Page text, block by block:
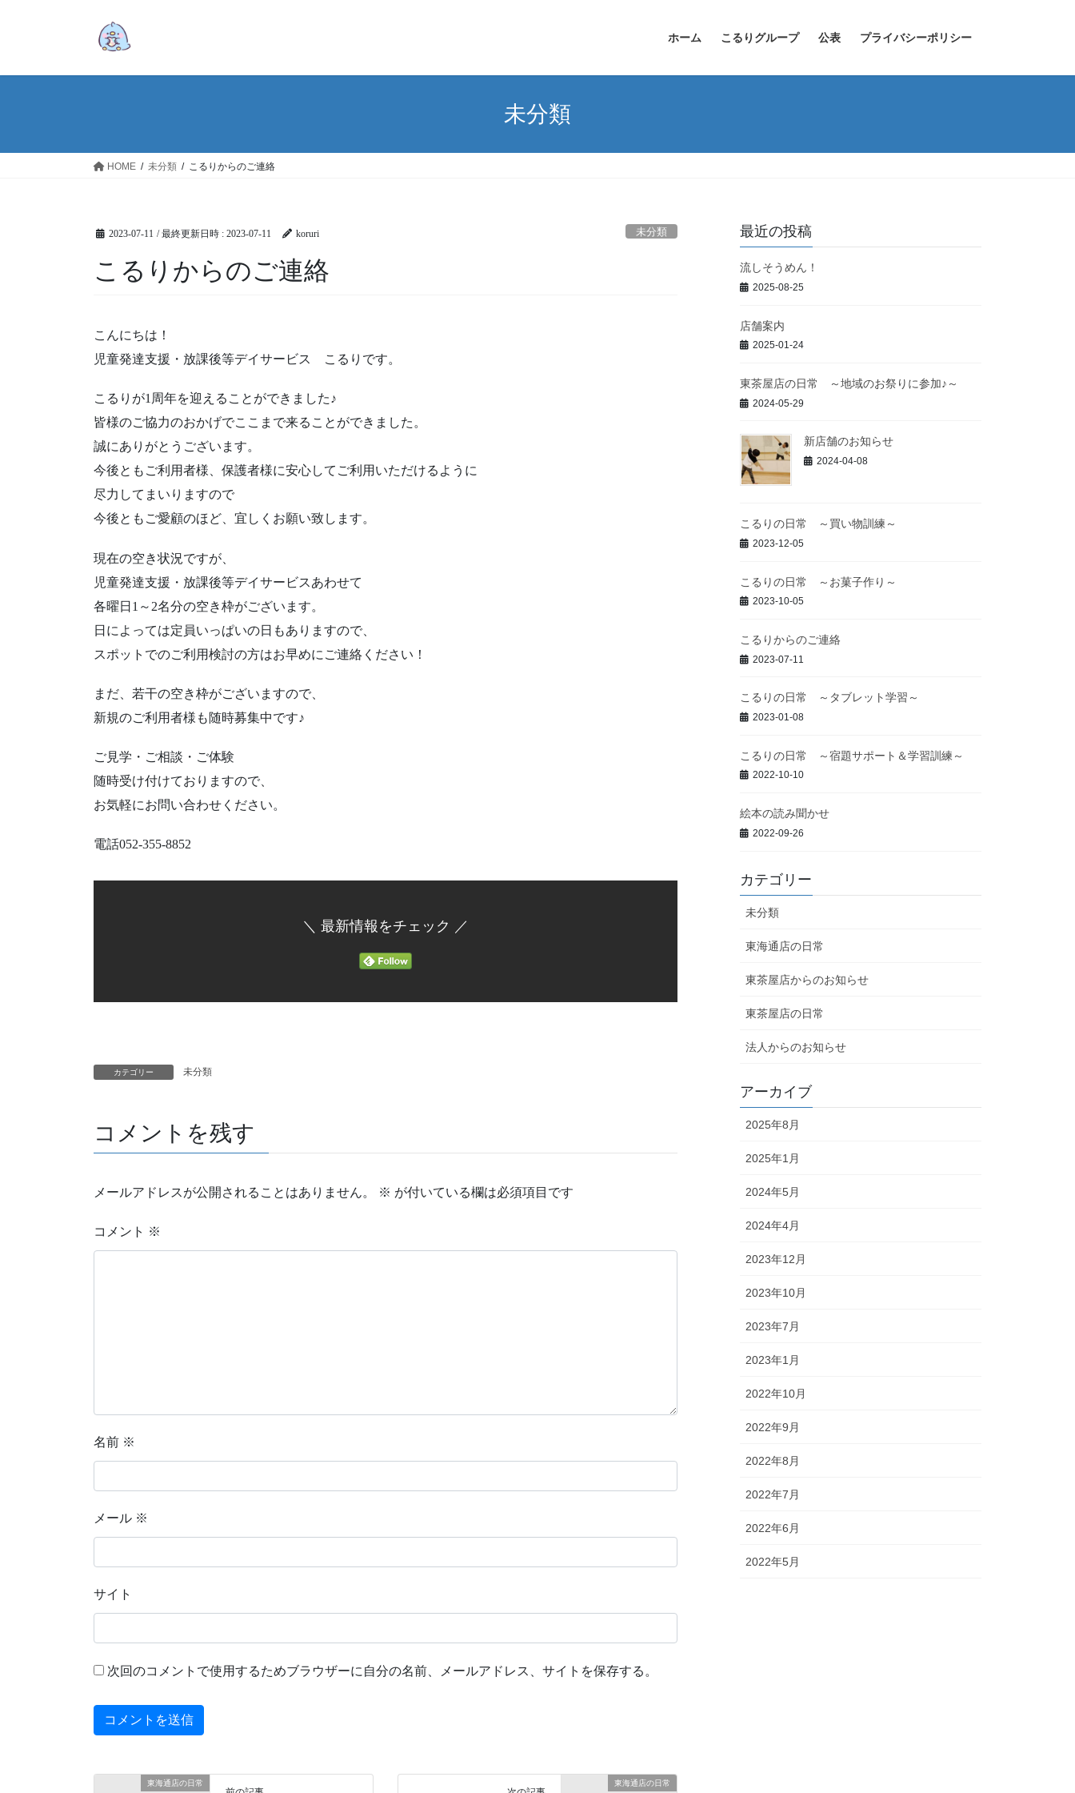
ホーム こるりグループ 公表 プライバシーポリシー
未分類
HOME 未分類 こるりからのご連絡
2023-07-11 / 最終更新日時 : 2023-07-11 koruri 未分類
こるりからのご連絡
こんにちは！
児童発達支援・放課後等デイサービス こるりです。
こるりが1周年を迎えることができました♪
皆様のご協力のおかげでここまで来ることができました。
誠にありがとうございます。
今後ともご利用者様、保護者様に安心してご利用いただけるように
尽力してまいりますので
今後ともご愛顧のほど、宜しくお願い致します。
現在の空き状況ですが、
児童発達支援・放課後等デイサービスあわせて
各曜日1～2名分の空き枠がございます。
日によっては定員いっぱいの日もありますので、
スポットでのご利用検討の方はお早めにご連絡ください！
まだ、若干の空き枠がございますので、
新規のご利用者様も随時募集中です♪
ご見学・ご相談・ご体験
随時受け付けておりますので、
お気軽にお問い合わせください。
電話052-355-8852
＼ 最新情報をチェック ／
カテゴリー 未分類
コメントを残す
メールアドレスが公開されることはありません。 ※ が付いている欄は必須項目です
コメント ※
名前 ※
メール ※
サイト
次回のコメントで使用するためブラウザーに自分の名前、メールアドレス、サイトを保存する。
東海通店の日常 東海通店の日常
最近の投稿
流しそうめん！
2025-08-25
店舗案内
2025-01-24
東茶屋店の日常 ～地域のお祭りに参加♪～
2024-05-29
新店舗のお知らせ
2024-04-08
こるりの日常 ～買い物訓練～
2023-12-05
こるりの日常 ～お菓子作り～
2023-10-05
こるりからのご連絡
2023-07-11
こるりの日常 ～タブレット学習～
2023-01-08
こるりの日常 ～宿題サポート＆学習訓練～
2022-10-10
絵本の読み聞かせ
2022-09-26
カテゴリー
未分類
東海通店の日常
東茶屋店からのお知らせ
東茶屋店の日常
法人からのお知らせ
アーカイブ
2025年8月
2025年1月
2024年5月
2024年4月
2023年12月
2023年10月
2023年7月
2023年1月
2022年10月
2022年9月
2022年8月
2022年7月
2022年6月
2022年5月